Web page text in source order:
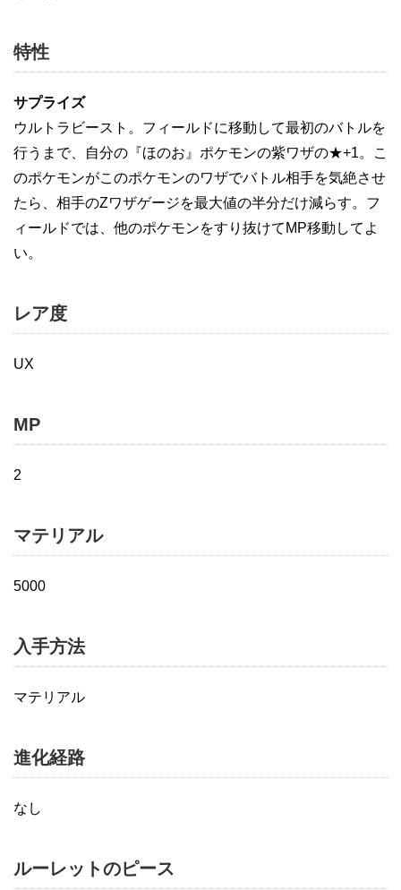
特性
サプライズ
ウルトラビースト。フィールドに移動して最初のバトルを
行うまで、自分の『ほのお』ポケモンの紫ワザの★+1。こ
のポケモンがこのポケモンのワザでバトル相手を気絶させ
たら、相手のZワザゲージを最大値の半分だけ減らす。フ
ィールドでは、他のポケモンをすり抜けてMP移動してよ
い。
レア度
UX
MP
2
マテリアル
5000
入手方法
マテリアル
進化経路
なし
ルーレットのピース